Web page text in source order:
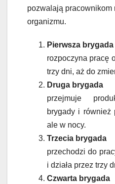
pozwalają pracownikom
organizmu.
Pierwsza brygada
rozpoczyna pracę
trzy dni, aż do
Druga brygada
przejmuje
brygady i również
ale w nocy.
Trzecia brygada
przechodzi do
i działa przez trzy
Czwarta brygada